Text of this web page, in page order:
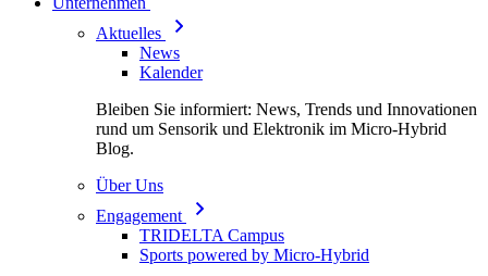
Aktuelles
News
Kalender
Bleiben Sie informiert: News, Trends und Innovationen
rund um Sensorik und Elektronik im Micro-Hybrid
Blog.
Über Uns
Engagement
TRIDELTA Campus
Sports powered by Micro-Hybrid